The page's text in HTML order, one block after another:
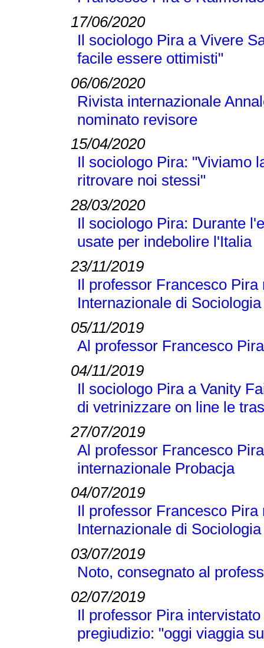
17/06/2020
Il sociologo Pira a Vivere
facile essere ottimisti"
06/06/2020
Rivista internazionale
nominato revisore
15/04/2020
Il sociologo Pira: "Viviamo
ritrovare noi stessi"
28/03/2020
Il sociologo Pira: Durante
usate per indebolire l'Italia
23/11/2019
Il professor Francesco
Internazionale di
05/11/2019
Al professor Francesco
04/11/2019
Il sociologo Pira a Vanity
di vetrinizzare on line le
27/07/2019
Al professor Francesco
internazionale Probacja
04/07/2019
Il professor Francesco
Internazionale di
03/07/2019
Noto, consegnato al
02/07/2019
Il professor Pira
pregiudizio: "oggi viaggia